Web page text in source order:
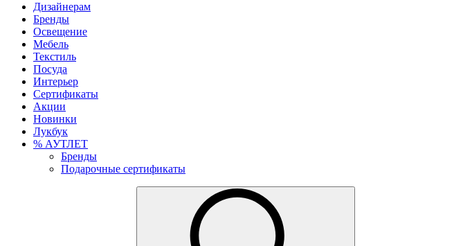
Дизайнерам
Бренды
Освещение
Мебель
Текстиль
Посуда
Интерьер
Сертификаты
Акции
Новинки
Лукбук
% АУТЛЕТ
Бренды
Подарочные сертификаты